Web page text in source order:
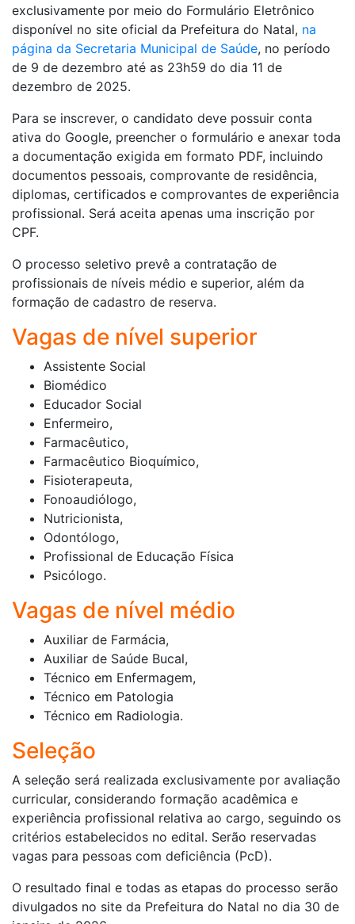
exclusivamente por meio do Formulário Eletrônico
disponível no site oficial da Prefeitura do Natal, na
página da Secretaria Municipal de Saúde, no período
de 9 de dezembro até as 23h59 do dia 11 de
dezembro de 2025.
Para se inscrever, o candidato deve possuir conta
ativa do Google, preencher o formulário e anexar toda
a documentação exigida em formato PDF, incluindo
documentos pessoais, comprovante de residência,
diplomas, certificados e comprovantes de experiência
profissional. Será aceita apenas uma inscrição por
CPF.
O processo seletivo prevê a contratação de
profissionais de níveis médio e superior, além da
formação de cadastro de reserva.
Vagas de nível superior
Assistente Social
Biomédico
Educador Social
Enfermeiro,
Farmacêutico,
Farmacêutico Bioquímico,
Fisioterapeuta,
Fonoaudiólogo,
Nutricionista,
Odontólogo,
Profissional de Educação Física
Psicólogo.
Vagas de nível médio
Auxiliar de Farmácia,
Auxiliar de Saúde Bucal,
Técnico em Enfermagem,
Técnico em Patologia
Técnico em Radiologia.
Seleção
A seleção será realizada exclusivamente por avaliação
curricular, considerando formação acadêmica e
experiência profissional relativa ao cargo, seguindo os
critérios estabelecidos no edital. Serão reservadas
vagas para pessoas com deficiência (PcD).
O resultado final e todas as etapas do processo serão
divulgados no site da Prefeitura do Natal no dia 30 de